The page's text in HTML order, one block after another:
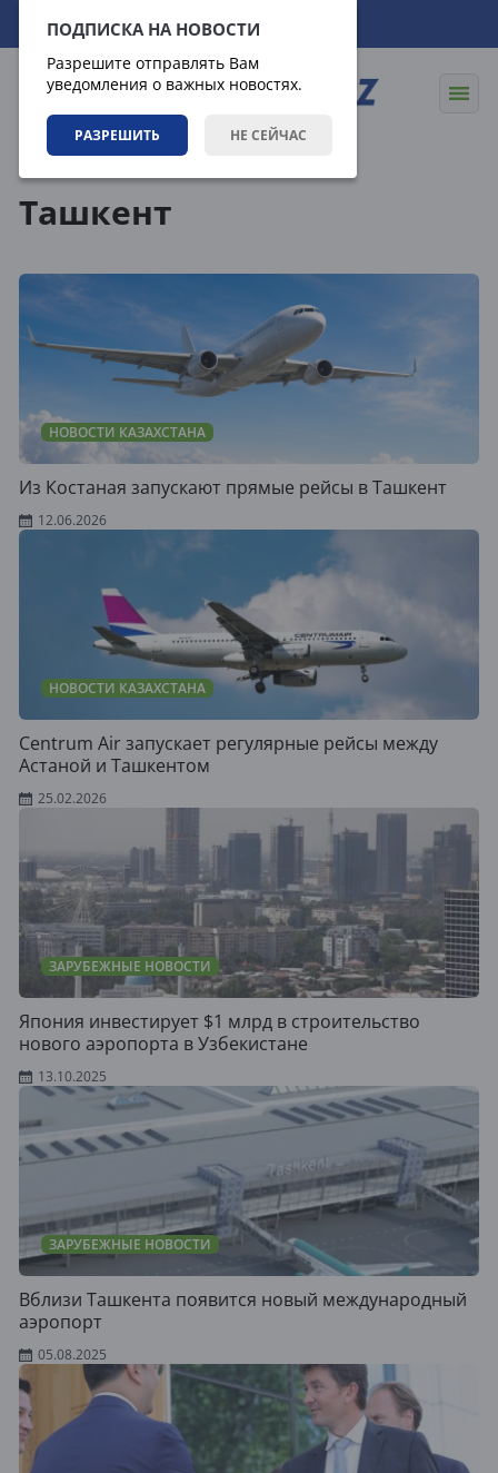
ПОДПИСКА НА НОВОСТИ
Разрешите отправлять Вам
уведомления о важных новостях.
РАЗРЕШИТЬ НЕ СЕЙЧАС
07.08.2026 01:29:15
Ташкент
НОВОСТИ КАЗАХСТАНА
Из Костаная запускают прямые рейсы в Ташкент
12.06.2026
НОВОСТИ КАЗАХСТАНА
Centrum Air запускает регулярные рейсы между
Астаной и Ташкентом
25.02.2026
ЗАРУБЕЖНЫЕ НОВОСТИ
Япония инвестирует $1 млрд в строительство
нового аэропорта в Узбекистане
13.10.2025
ЗАРУБЕЖНЫЕ НОВОСТИ
Вблизи Ташкента появится новый международный
аэропорт
05.08.2025